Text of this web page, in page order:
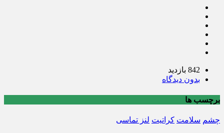
842 بازدید
بدون دیدگاه
برچسب ها
چشم سلامت کراتیت لنز تماسی